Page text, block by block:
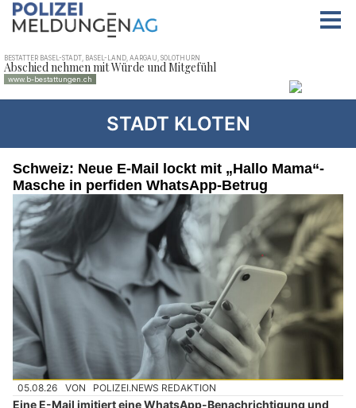
STADT KLOTEN
Schweiz: Neue E-Mail lockt mit „Hallo Mama“-
Masche in perfiden WhatsApp-Betrug
05.08.26 VON POLIZEI.NEWS REDAKTION
Eine E-Mail imitiert eine WhatsApp-Benachrichtigung und